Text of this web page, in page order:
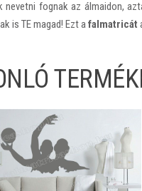
nevetni fognak az álmaidon,
is TE magad! Ezt afalmatricát